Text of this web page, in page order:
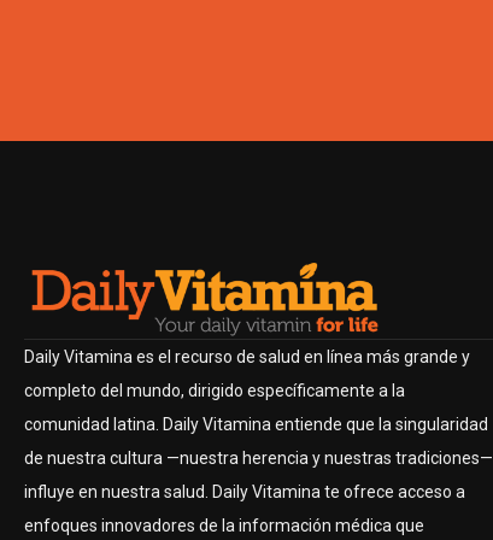
Daily Vitamina es el recurso de salud en línea más grande y
completo del mundo, dirigido específicamente a la
comunidad latina. Daily Vitamina entiende que la singularidad
de nuestra cultura —nuestra herencia y nuestras tradiciones—
influye en nuestra salud. Daily Vitamina te ofrece acceso a
enfoques innovadores de la información médica que